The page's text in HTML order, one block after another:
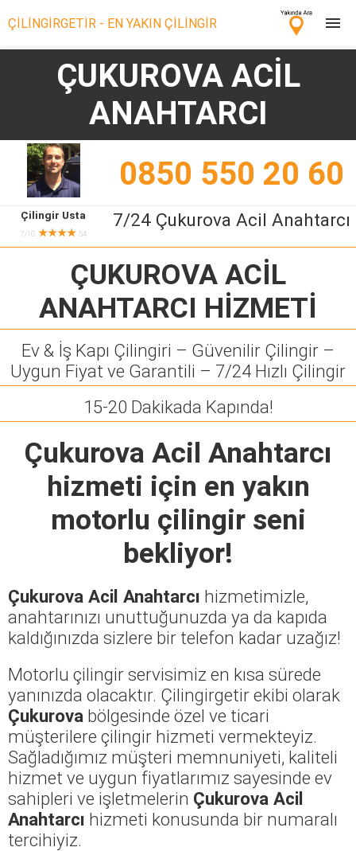
ÇİLİNGİRGETİR - EN YAKIN ÇİLİNGİR
Çilingir Ara
Çilingir misin? Bize Katıl!
ÇUKUROVA ACİL
ANAHTARCI
0850 550 20 60
Çilingir Usta
7/10 ★★★★ 54
7/24 Çukurova Acil Anahtarcı
ÇUKUROVA ACİL
ANAHTARCI HİZMETİ
Ev & İş Kapı Çilingiri – Güvenilir Çilingir –
Uygun Fiyat ve Garantili – 7/24 Hızlı Çilingir
15-20 Dakikada Kapında!
Çukurova Acil Anahtarcı
hizmeti için en yakın
motorlu çilingir seni
bekliyor!
Çukurova Acil Anahtarcı hizmetimizle,
anahtarınızı unuttuğunuzda ya da kapıda
kaldığınızda sizlere bir telefon kadar uzağız!
Motorlu çilingir servisimiz en kısa sürede
yanınızda olacaktır. Çilingirgetir ekibi olarak
Çukurova bölgesinde özel ve ticari
müşterilere çilingir hizmeti vermekteyiz.
Sağladığımız müşteri memnuniyeti, kaliteli
hizmet ve uygun fiyatlarımız sayesinde ev
sahipleri ve işletmelerin Çukurova Acil
Anahtarcı hizmeti konusunda bir numaralı
tercihiyiz.